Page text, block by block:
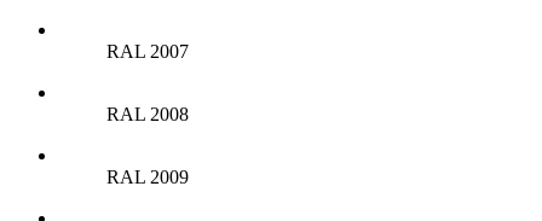
RAL 2007
RAL 2008
RAL 2009